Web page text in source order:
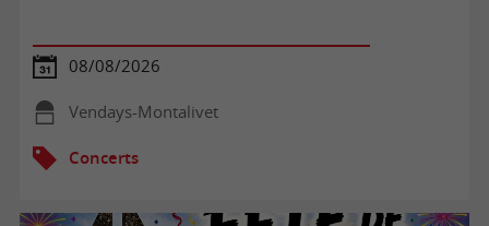
08/08/2026
Vendays-Montalivet
Concerts